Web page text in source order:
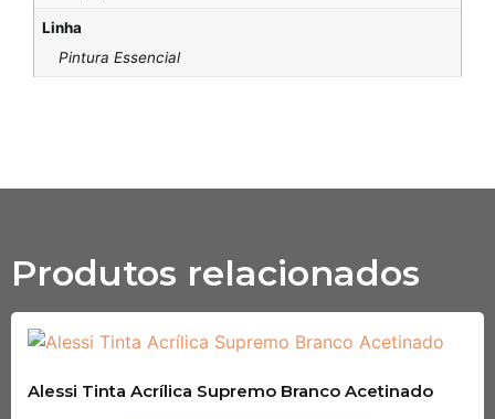
Linha
Pintura Essencial
Produtos relacionados
Alessi Tinta Acrílica Supremo Branco Acetinado